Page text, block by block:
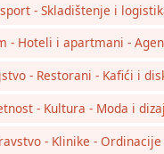
- Skladištenje i
- Hoteli i apartmani -
- Restorani - Kafići i
- Kultura - Moda i
- Klinike - Ordinacije